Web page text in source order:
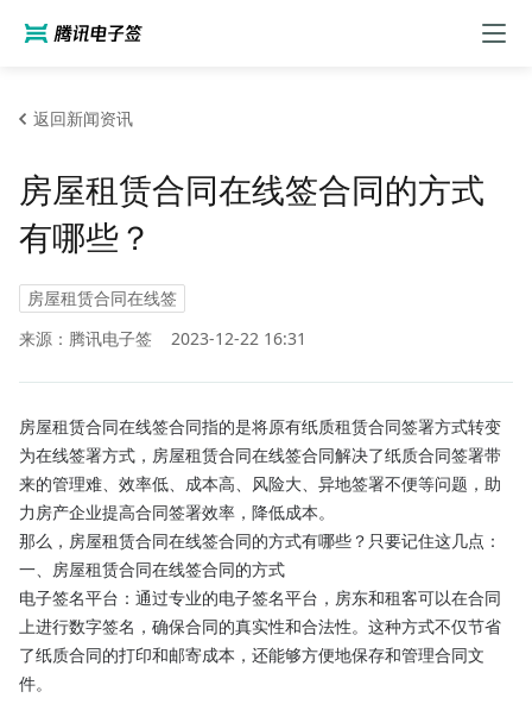
返回新闻资讯
房屋租赁合同在线签合同的方式
有哪些？
房屋租赁合同在线签
来源：腾讯电子签
2023-12-22 16:31
房屋租赁合同在线签合同指的是将原有纸质租赁合同签署方式转变
为在线签署方式，房屋租赁合同在线签合同解决了纸质合同签署带
来的管理难、效率低、成本高、风险大、异地签署不便等问题，助
力房产企业提高合同签署效率，降低成本。
那么，房屋租赁合同在线签合同的方式有哪些？只要记住这几点：
一、房屋租赁合同在线签合同的方式
电子签名平台：通过专业的电子签名平台，房东和租客可以在合同
上进行数字签名，确保合同的真实性和合法性。这种方式不仅节省
了纸质合同的打印和邮寄成本，还能够方便地保存和管理合同文
件。